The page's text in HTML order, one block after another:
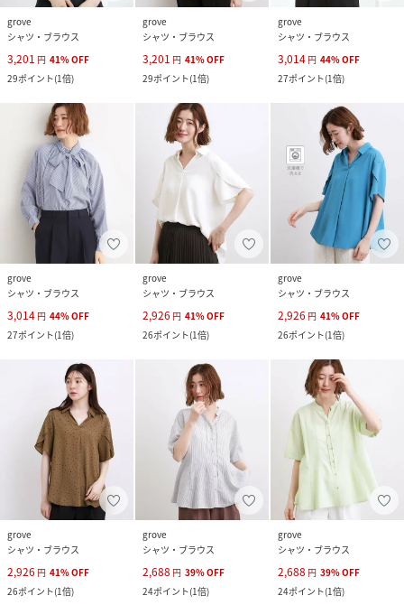
grove
シャツ・ブラウス
3,201 円 41%OFF
29ポイント(1倍)
grove
シャツ・ブラウス
3,201 円 41%OFF
29ポイント(1倍)
grove
シャツ・ブラウス
3,014 円 44%OFF
27ポイント(1倍)
grove
シャツ・ブラウス
3,014 円 44%OFF
27ポイント(1倍)
grove
シャツ・ブラウス
2,926 円 41%OFF
26ポイント(1倍)
grove
シャツ・ブラウス
2,926 円 41%OFF
26ポイント(1倍)
grove
シャツ・ブラウス
2,926 円 41%OFF
26ポイント(1倍)
grove
シャツ・ブラウス
2,688 円 39%OFF
24ポイント(1倍)
grove
シャツ・ブラウス
2,688 円 39%OFF
24ポイント(1倍)